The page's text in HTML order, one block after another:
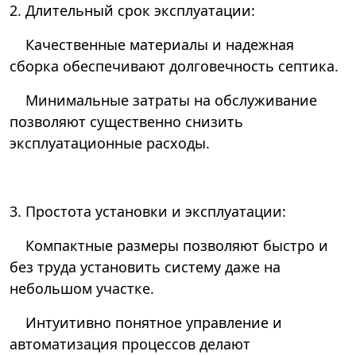
2. Длительный срок эксплуатации:
Качественные материалы и надежная
сборка обеспечивают долговечность септика.
Минимальные затраты на обслуживание
позволяют существенно снизить
эксплуатационные расходы.
3. Простота установки и эксплуатации:
Компактные размеры позволяют быстро и
без труда установить систему даже на
небольшом участке.
Интуитивно понятное управление и
автоматизация процессов делают